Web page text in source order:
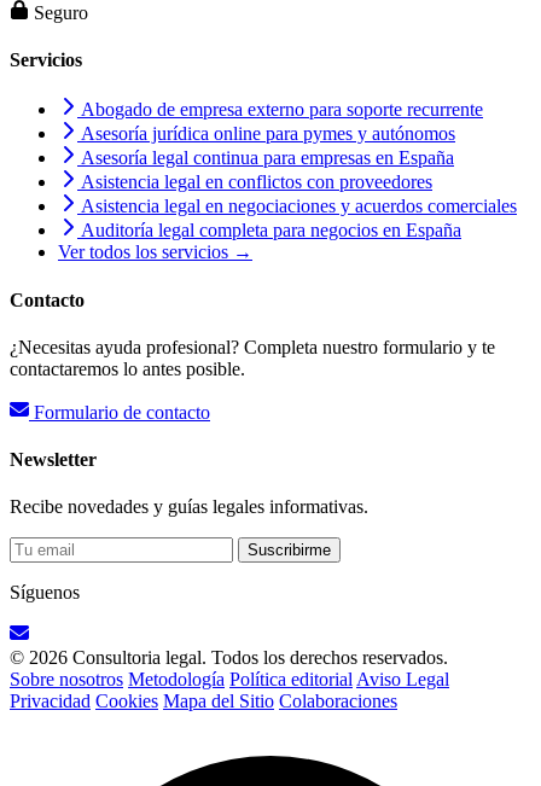
Seguro
Servicios
Abogado de empresa externo para soporte recurrente
Asesoría jurídica online para pymes y autónomos
Asesoría legal continua para empresas en España
Asistencia legal en conflictos con proveedores
Asistencia legal en negociaciones y acuerdos comerciales
Auditoría legal completa para negocios en España
Ver todos los servicios →
Contacto
¿Necesitas ayuda profesional? Completa nuestro formulario y te
contactaremos lo antes posible.
Formulario de contacto
Newsletter
Recibe novedades y guías legales informativas.
Suscribirme
Síguenos
© 2026 Consultoria legal. Todos los derechos reservados.
Sobre nosotros Metodología Política editorial Aviso Legal
Privacidad Cookies Mapa del Sitio Colaboraciones